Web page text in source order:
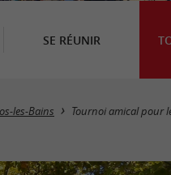
SE RÉUNIR
les-Bains Tournoi amical pour